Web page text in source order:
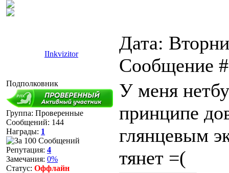
IInkvizitor
Дата:
Сообщение
Подполковник
Группа: Проверенные
Сообщений: 144
Награды: 1
Репутация: 4
Замечания: 0%
Статус: Оффлайн
У меня
принципе
глянцевым
тянет =(